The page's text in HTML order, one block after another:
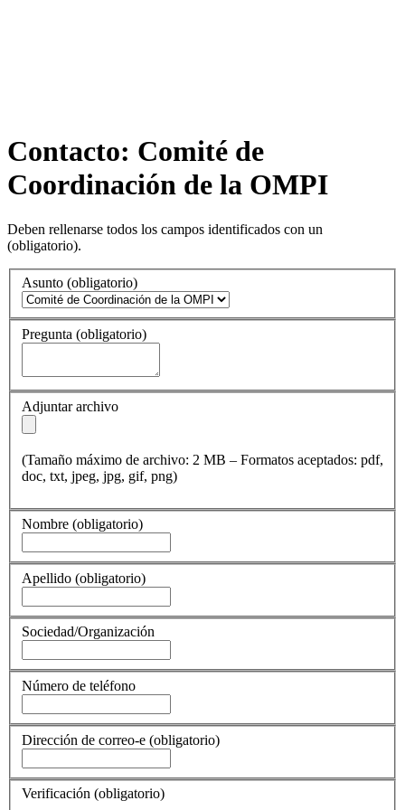
Contacto: Comité de
Coordinación de la OMPI
Deben rellenarse todos los campos identificados con un
(obligatorio).
Asunto (obligatorio)
Pregunta (obligatorio)
Adjuntar archivo
(Tamaño máximo de archivo: 2 MB – Formatos aceptados: pdf,
doc, txt, jpeg, jpg, gif, png)
Nombre (obligatorio)
Apellido (obligatorio)
Sociedad/Organización
Número de teléfono
Dirección de correo-e (obligatorio)
Verificación (obligatorio)